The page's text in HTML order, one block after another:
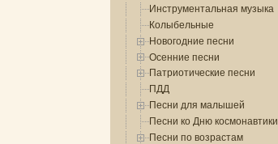
Инструментальная музыка
Колыбельные
Новогодние песни
Осенние песни
Патриотические песни
ПДД
Песни для малышей
Песни ко Дню космонавтики
Песни по возрастам